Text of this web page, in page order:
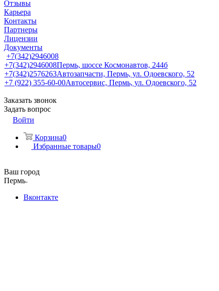
Отзывы
Карьера
Контакты
Партнеры
Лицензии
Документы
+7(342)2946008
+7(342)2946008Пермь, шоссе Космонавтов, 244б
+7(342)2576263Автозапчасти, Пермь, ул. Одоевского, 52
+7 (922) 355-60-00Автосервис, Пермь, ул. Одоевского, 52
Заказать звонок
Задать вопрос
Войти
Корзина0
Избранные товары0
Ваш город
Пермь
Вконтакте